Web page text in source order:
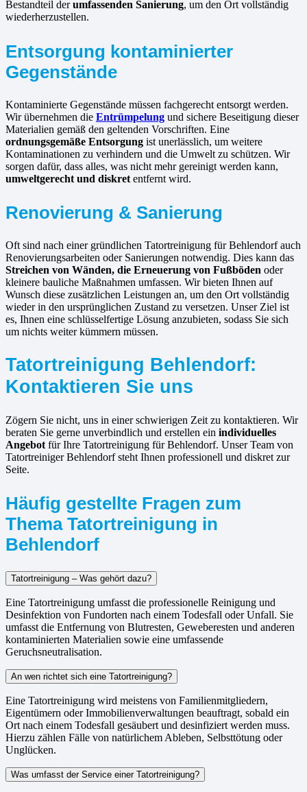
Bestandteil derumfassenden Sanierung, um den Ort vollständig
wiederherzustellen.
Entsorgung kontaminierter
Gegenstände
Kontaminierte Gegenstände müssen fachgerecht entsorgt werden.
Wir übernehmen die Entrümpelung und sichere Beseitigung dieser
Materialien gemäß den geltenden Vorschriften. Eine
ordnungsgemäße Entsorgung ist unerlässlich, um weitere
Kontaminationen zu verhindern und die Umwelt zu schützen. Wir
sorgen dafür, dass alles, was nicht mehr gereinigt werden kann,
umweltgerecht und diskret entfernt wird.
Renovierung & Sanierung
Oft sind nach einer gründlichen Tatortreinigung für Behlendorf auch
Renovierungsarbeiten oder Sanierungen notwendig. Dies kann das
Streichen von Wänden, die Erneuerung von Fußböden oder
kleinere bauliche Maßnahmen umfassen. Wir bieten Ihnen auf
Wunsch diese zusätzlichen Leistungen an, um den Ort vollständig
wieder in den ursprünglichen Zustand zu versetzen. Unser Ziel ist
es, Ihnen eine schlüsselfertige Lösung anzubieten, sodass Sie sich
um nichts weiter kümmern müssen.
Tatortreinigung Behlendorf:
Kontaktieren Sie uns
Zögern Sie nicht, uns in einer schwierigen Zeit zu kontaktieren. Wir
beraten Sie gerne unverbindlich und erstellen ein individuelles
Angebot für Ihre Tatortreinigung für Behlendorf. Unser Team von
Tatortreiniger Behlendorf steht Ihnen professionell und diskret zur
Seite.
Häufig gestellte Fragen zum
Thema Tatortreinigung in
Behlendorf
Tatortreinigung – Was gehört dazu?
Eine Tatortreinigung umfasst die professionelle Reinigung und
Desinfektion von Fundorten nach einem Todesfall oder Unfall. Sie
umfasst die Entfernung von Blutresten, Geweberesten und anderen
kontaminierten Materialien sowie eine umfassende
Geruchsneutralisation.
An wen richtet sich eine Tatortreinigung?
Eine Tatortreinigung wird meistens von Familienmitgliedern,
Eigentümern oder Immobilienverwaltungen beauftragt, sobald ein
Ort nach einem Todesfall gesäubert und desinfiziert werden muss.
Hierzu zählen Fälle von natürlichem Ableben, Selbsttötung oder
Unglücken.
Was umfasst der Service einer Tatortreinigung?